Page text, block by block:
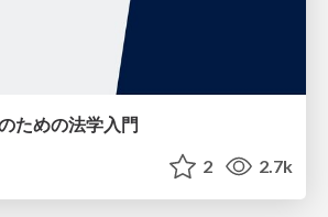
ための法学入門
2 2.7k